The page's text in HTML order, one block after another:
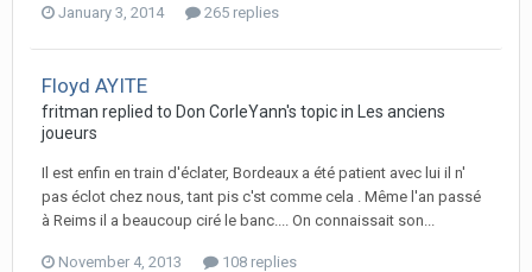
January 3, 2014 265 replies
Floyd AYITE
fritman replied to Don CorleYann's topic in
Les anciens
joueurs
Il est enfin en train d'éclater, Bordeaux a été patient avec lui il n'
pas éclot chez nous, tant pis c'st comme cela . Même l'an passé
à Reims il a beaucoup ciré le banc.... On connaissait son...
November 4, 2013 108 replies